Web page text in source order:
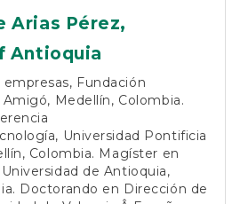
Arias Pérez,
Antioquia
Fundación
Medellín, Colombia.
Universidad Pontificia
Colombia. Magíster en
de Antioquia,
Doctorando en Dirección de